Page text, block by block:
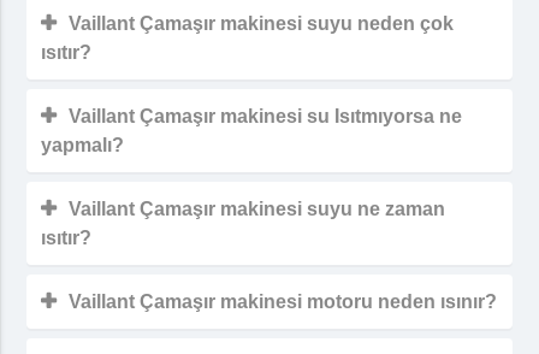
Vaillant Çamaşır makinesi suyu neden çok
ısıtır?
Vaillant Çamaşır makinesi su Isıtmıyorsa ne
yapmalı?
Vaillant Çamaşır makinesi suyu ne zaman
ısıtır?
Vaillant Çamaşır makinesi motoru neden ısınır?